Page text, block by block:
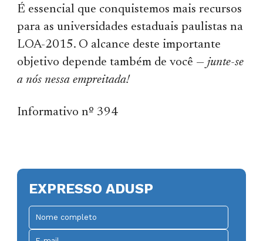
É essencial que conquistemos mais recursos
para as universidades estaduais paulistas na
LOA-2015. O alcance deste importante
objetivo depende também de você —junte-se
a nós nessa empreitada!
Informativo nº 394
EXPRESSO ADUSP